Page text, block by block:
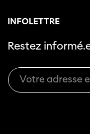
INFOLETTRE
Restez